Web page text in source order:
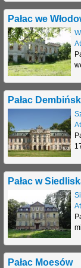
t
a
j
Pałac we
Pałac
Pałac w
Pałac Moesów